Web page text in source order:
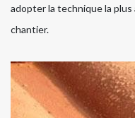
adopter la technique la
chantier.